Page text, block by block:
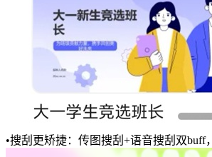
•搜刮更矫捷：传图搜刮+语音搜刮双buff，